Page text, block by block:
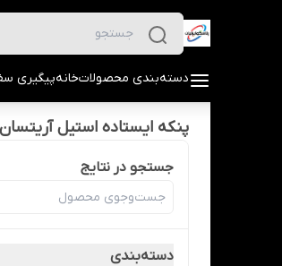
دسته‌بندی محصولاتخانهپیگیری
پنکه ایستاده استیل آریتسان
جستجو در نتایج
دسته‌بندی